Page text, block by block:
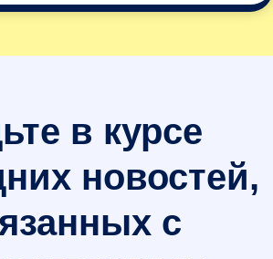
в курсе
новостей,
с